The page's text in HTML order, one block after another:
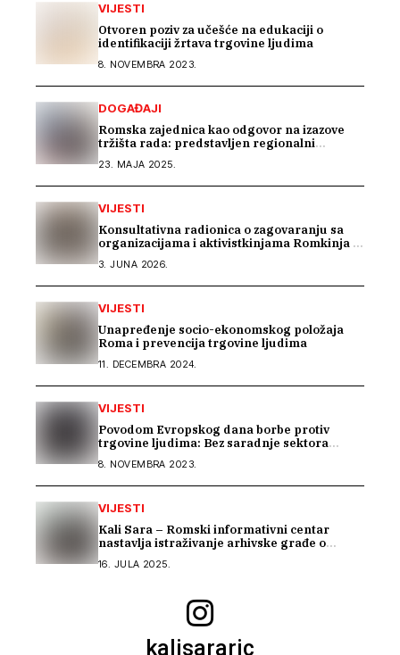
VIJESTI
Otvoren poziv za učešće na edukaciji o
identifikaciji žrtava trgovine ljudima
8. NOVEMBRA 2023.
DOGAĐAJI
Romska zajednica kao odgovor na izazove
tržišta rada: predstavljen regionalni
23. MAJA 2025.
VIJESTI
Konsultativna radionica o zagovaranju sa
organizacijama i aktivistkinjama Romkinja i
3. JUNA 2026.
VIJESTI
Unapređenje socio-ekonomskog položaja
Roma i prevencija trgovine ljudima
11. DECEMBRA 2024.
VIJESTI
Povodom Evropskog dana borbe protiv
trgovine ljudima: Bez saradnje sektora
8. NOVEMBRA 2023.
VIJESTI
Kali Sara – Romski informativni centar
nastavlja istraživanje arhivske građe o
Srpske
16. JULA 2025.
kalisararic